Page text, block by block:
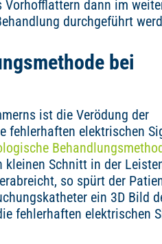
dann im
durchgeführt
bei
ist die Verödung der
fehlerhaften elektrischen
Schnitt in der
so spürt der
ein 3D Bild
fehlerhaften elektrischen